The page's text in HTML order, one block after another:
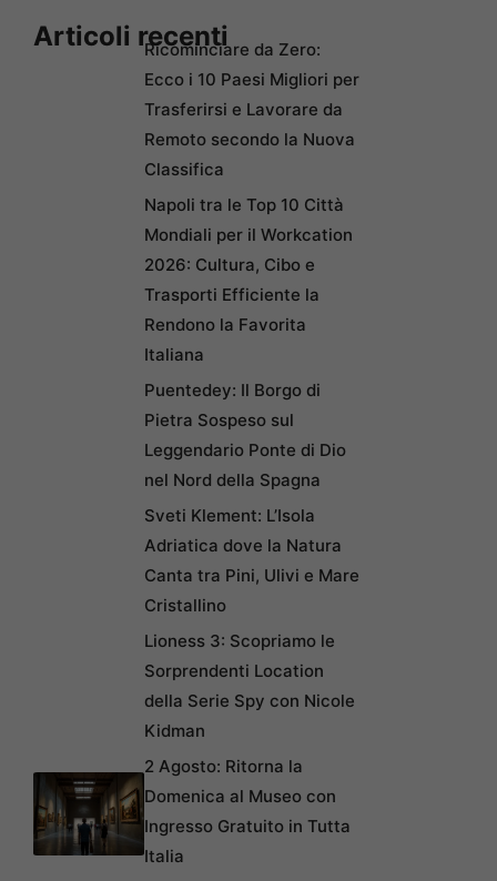
Articoli recentiRicominciare da Zero:
Ecco i 10 Paesi Migliori per
Trasferirsi e Lavorare da
Remoto secondo la Nuova
Classifica
Napoli tra le Top 10 Città
Mondiali per il Workcation
2026: Cultura, Cibo e
Trasporti Efficiente la
Rendono la Favorita
Italiana
Puentedey: Il Borgo di
Pietra Sospeso sul
Leggendario Ponte di Dio
nel Nord della Spagna
Sveti Klement: L’Isola
Adriatica dove la Natura
Canta tra Pini, Ulivi e Mare
Cristallino
Lioness 3: Scopriamo le
Sorprendenti Location
della Serie Spy con Nicole
Kidman
2 Agosto: Ritorna la
Domenica al Museo con
Ingresso Gratuito in Tutta
Italia